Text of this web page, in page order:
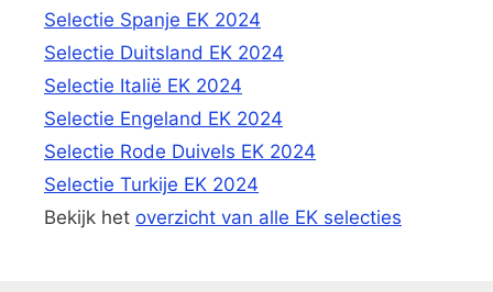
Selectie Spanje EK 2024
Selectie Duitsland EK 2024
Selectie Italië EK 2024
Selectie Engeland EK 2024
Selectie Rode Duivels EK 2024
Selectie Turkije EK 2024
Bekijk het overzicht van alle EK selecties